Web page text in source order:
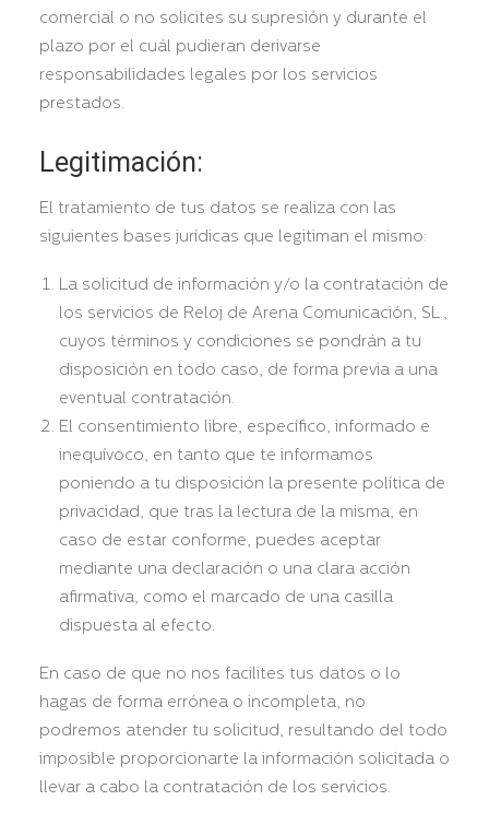
comercial o no solicites su supresión y durante el
plazo por el cuál pudieran derivarse
responsabilidades legales por los servicios
prestados.
Legitimación:
El tratamiento de tus datos se realiza con las
siguientes bases jurídicas que legitiman el mismo:
La solicitud de información y/o la contratación de
los servicios de Reloj de Arena Comunicación, SL.,
cuyos términos y condiciones se pondrán a tu
disposición en todo caso, de forma previa a una
eventual contratación.
El consentimiento libre, específico, informado e
inequívoco, en tanto que te informamos
poniendo a tu disposición la presente política de
privacidad, que tras la lectura de la misma, en
caso de estar conforme, puedes aceptar
mediante una declaración o una clara acción
afirmativa, como el marcado de una casilla
dispuesta al efecto.
En caso de que no nos facilites tus datos o lo
hagas de forma errónea o incompleta, no
podremos atender tu solicitud, resultando del todo
imposible proporcionarte la información solicitada o
llevar a cabo la contratación de los servicios.